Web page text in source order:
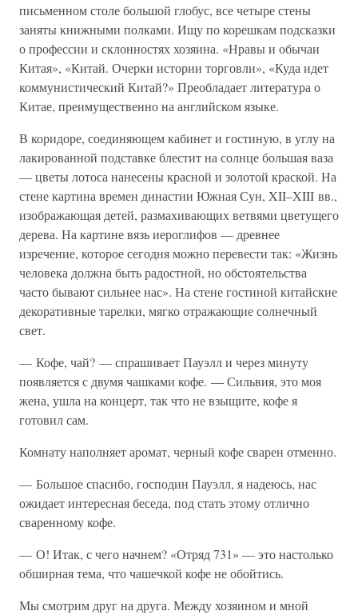
письменном столе большой глобус, все четыре стены
заняты книжными полками. Ищу по корешкам подсказки
о профессии и склонностях хозяина. «Нравы и обычаи
Китая», «Китай. Очерки истории торговли», «Куда идет
коммунистический Китай?» Преобладает литература о
Китае, преимущественно на английском языке.
В коридоре, соединяющем кабинет и гостиную, в углу на
лакированной подставке блестит на солнце большая ваза
— цветы лотоса нанесены красной и золотой краской. На
стене картина времен династии Южная Сун, XII–XIII вв.,
изображающая детей, размахивающих ветвями цветущего
дерева. На картине вязь иероглифов — древнее
изречение, которое сегодня можно перевести так: «Жизнь
человека должна быть радостной, но обстоятельства
часто бывают сильнее нас». На стене гостиной китайские
декоративные тарелки, мягко отражающие солнечный
свет.
— Кофе, чай? — спрашивает Пауэлл и через минуту
появляется с двумя чашками кофе. — Сильвия, это моя
жена, ушла на концерт, так что не взыщите, кофе я
готовил сам.
Комнату наполняет аромат, черный кофе сварен отменно.
— Большое спасибо, господин Пауэлл, я надеюсь, нас
ожидает интересная беседа, под стать этому отлично
сваренному кофе.
— О! Итак, с чего начнем? «Отряд 731» — это настолько
обширная тема, что чашечкой кофе не обойтись.
Мы смотрим друг на друга. Между хозяином и мной